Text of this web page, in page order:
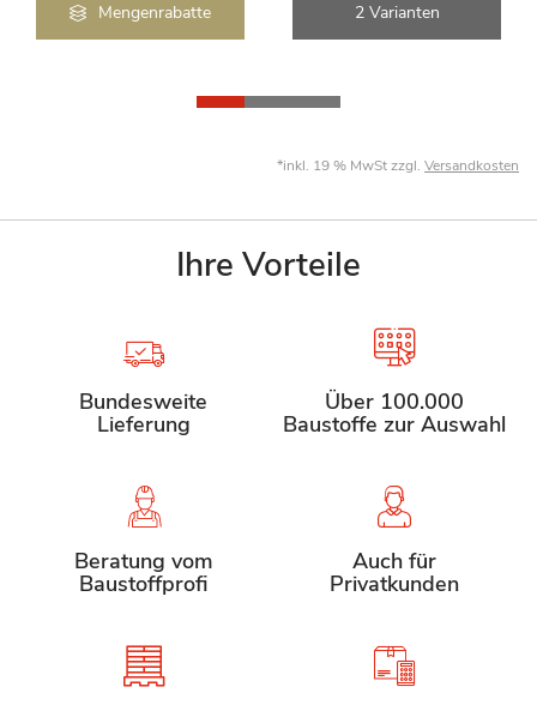
Mengenrabatte 2 Varianten
*inkl. 19 % MwSt zzgl. Versandkosten
Ihre Vorteile
Bundesweite
Lieferung
Über 100.000
Baustoffe zur Auswahl
Beratung vom
Baustoffprofi
Auch für
Privatkunden